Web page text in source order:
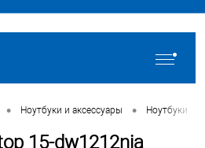
• Ноутбуки и аксессуары • Ноутбуки
15-dw1212nia